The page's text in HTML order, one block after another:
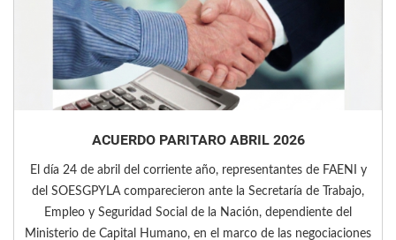
ACUERDO PARITARO ABRIL 2026
El día 24 de abril del corriente año, representantes de FAENI y
del SOESGPYLA comparecieron ante la Secretaría de Trabajo,
Empleo y Seguridad Social de la Nación, dependiente del
Ministerio de Capital Humano, en el marco de las negociaciones